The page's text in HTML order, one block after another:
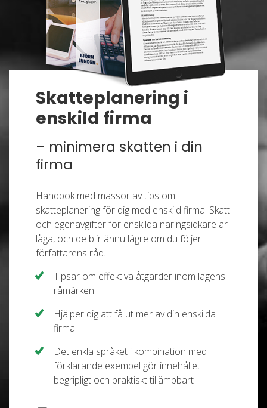
Skatteplanering i
enskild firma
– minimera skatten i din
firma
Handbok med massor av tips om
skatteplanering för dig med enskild firma. Skatt
och egenavgifter för enskilda näringsidkare är
låga, och de blir ännu lägre om du följer
författarens råd.
Tipsar om effektiva åtgärder inom lagens
råmärken
Hjälper dig att få ut mer av din enskilda
firma
Det enkla språket i kombination med
förklarande exempel gör innehållet
begripligt och praktiskt tillämpbart